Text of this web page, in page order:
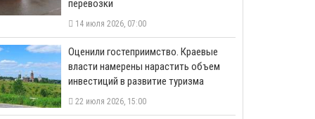
перевозки
14 июля 2026, 07:00
Оценили гостеприимство. Краевые
власти намерены нарастить объем
инвестиций в развитие туризма
22 июля 2026, 15:00